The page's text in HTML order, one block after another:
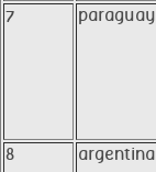
7 paraguay
8 argentina